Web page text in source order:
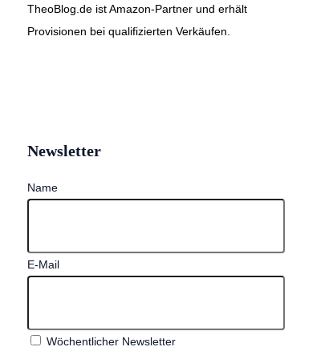
TheoBlog.de ist Amazon-Partner und erhält
Provisionen bei qualifizierten Verkäufen.
Newsletter
Name
E-Mail
Wöchentlicher Newsletter